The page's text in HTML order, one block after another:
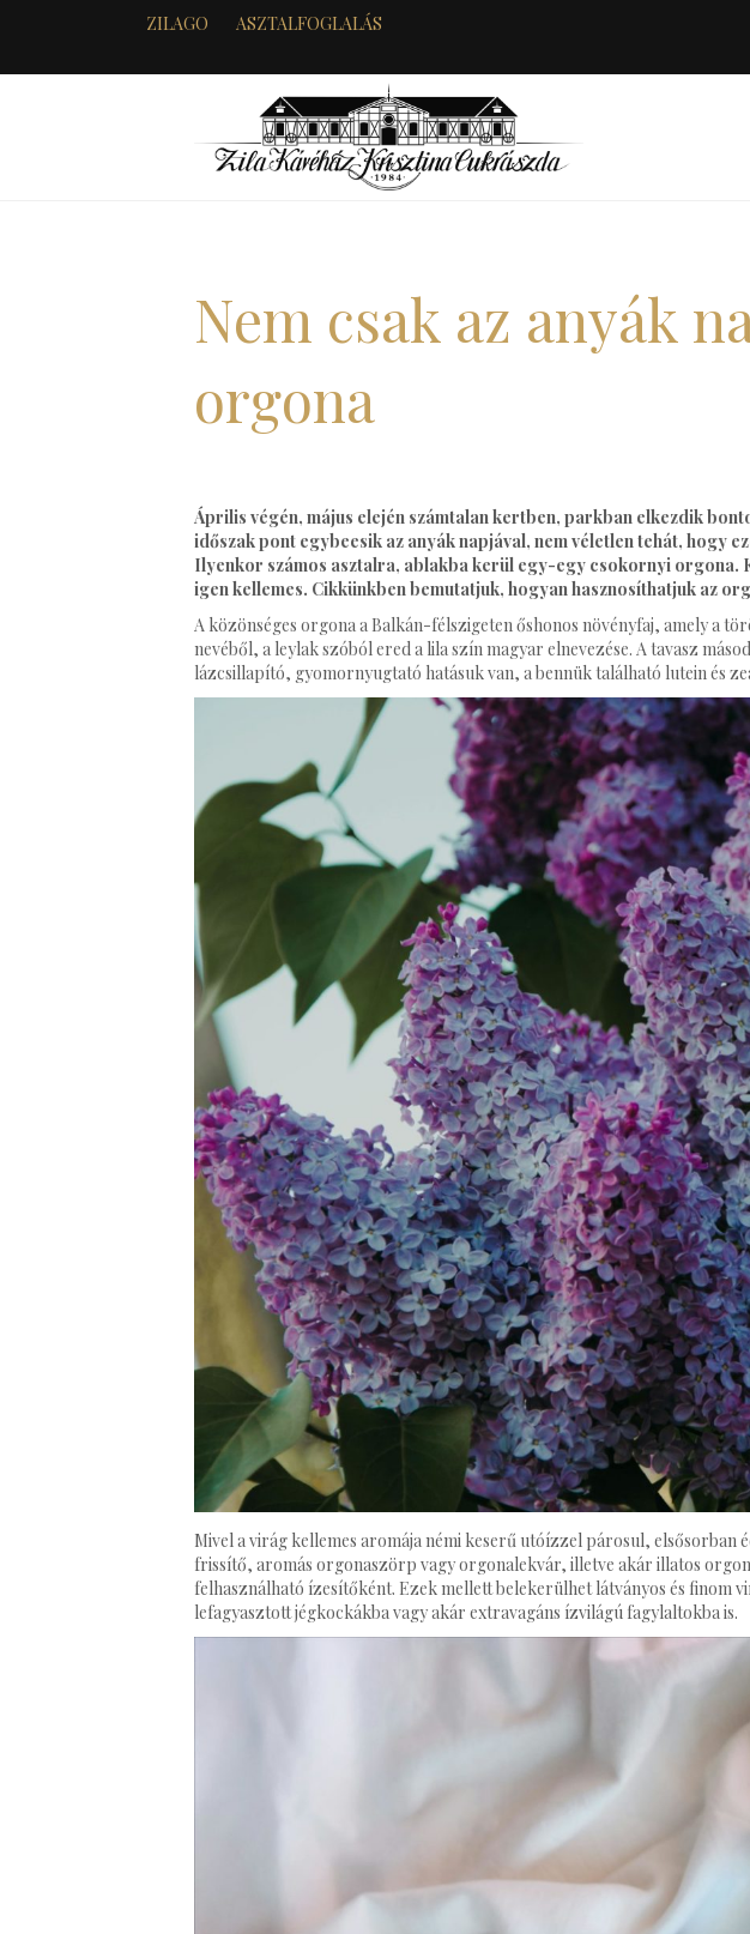
ZILAGO
ASZTALFOGLALÁS
Nem csak az anyák
orgona
Április végén, május elején számtalan kertben, parkban elkezdik
időszak pont egybeesik az anyák napjával, nem véletlen tehát, hogy
Ilyenkor számos asztalra, ablakba kerül egy-egy csokornyi orgona.
igen kellemes. Cikkünkben bemutatjuk, hogyan hasznosíthatjuk az
A közönséges orgona a Balkán-félszigeten őshonos növényfaj, amely a
nevéből, a leylak szóból ered a lila szín magyar elnevezése. A tavasz
lázcsillapító, gyomornyugtató hatásuk van, a bennük található lutein és
Mivel a virág kellemes aromája némi keserű utóízzel párosul, elsősorban
frissítő, aromás orgonaszörp vagy orgonalekvár, illetve akár illatos
felhasználható ízesítőként. Ezek mellett belekerülhet látványos és finom
lefagyasztott jégkockákba vagy akár extravagáns ízvilágú fagylaltokba is.